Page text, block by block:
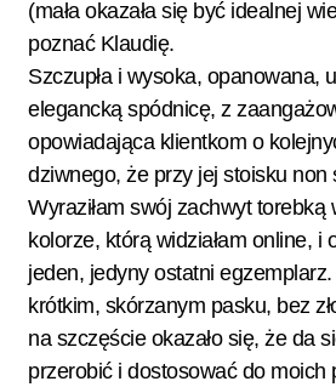
(mała okazała się być idealnej
poznać Klaudię.
Szczupła i wysoka, opanowana,
elegancką spódnicę, z
opowiadająca klientkom o
dziwnego, że przy jej stoisku non
Wyraziłam swój zachwyt torebką
kolorze, którą widziałam online, i
jeden, jedyny ostatni
krótkim, skórzanym pasku, bez
na szczęście okazało się, że da
przerobić i dostosować do moich